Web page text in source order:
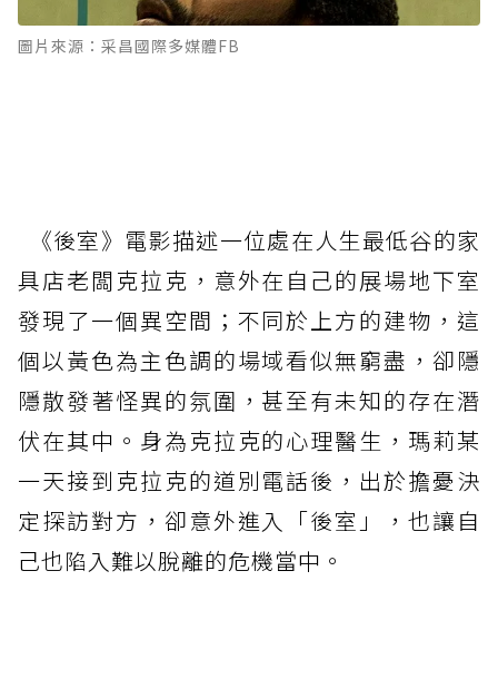
圖片來源：采昌國際多媒體FB
《後室》電影描述一位處在人生最低谷的家
具店老闆克拉克，意外在自己的展場地下室
發現了一個異空間；不同於上方的建物，這
個以黃色為主色調的場域看似無窮盡，卻隱
隱散發著怪異的氛圍，甚至有未知的存在潛
伏在其中。身為克拉克的心理醫生，瑪莉某
一天接到克拉克的道別電話後，出於擔憂決
定探訪對方，卻意外進入「後室」，也讓自
己也陷入難以脫離的危機當中。